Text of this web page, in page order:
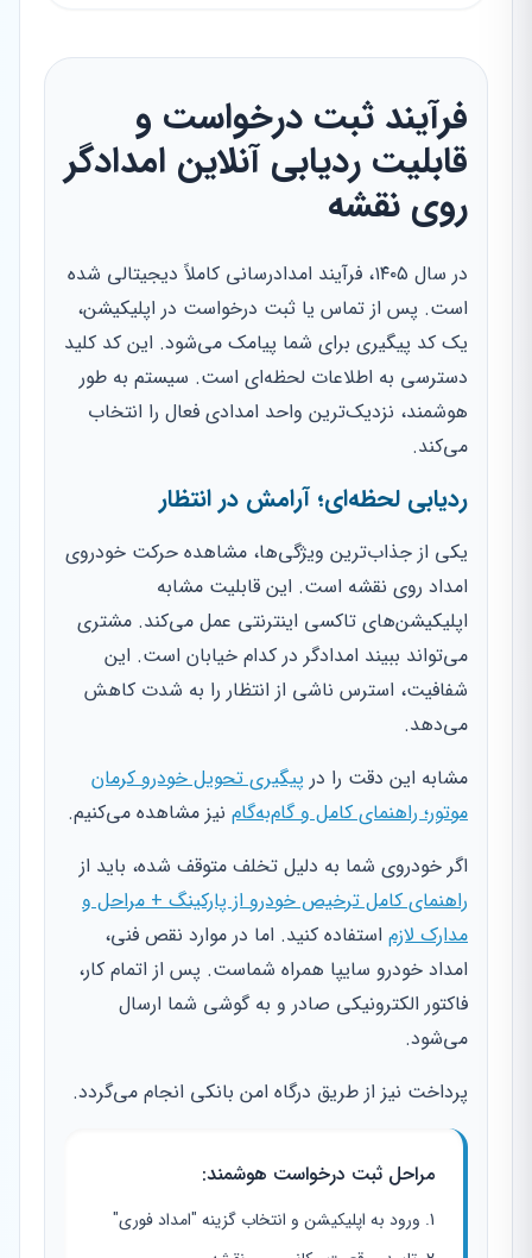
فرآیند ثبت درخواست و
قابلیت ردیابی آنلاین امدادگر
روی نقشه
در سال ۱۴۰۵، فرآیند امدادرسانی کاملاً دیجیتالی شده
است. پس از تماس یا ثبت درخواست در اپلیکیشن،
یک کد پیگیری برای شما پیامک می‌شود. این کد کلید
دسترسی به اطلاعات لحظه‌ای است. سیستم به طور
هوشمند، نزدیک‌ترین واحد امدادی فعال را انتخاب
می‌کند.
ردیابی لحظه‌ای؛ آرامش در انتظار
یکی از جذاب‌ترین ویژگی‌ها، مشاهده حرکت خودروی
امداد روی نقشه است. این قابلیت مشابه
اپلیکیشن‌های تاکسی اینترنتی عمل می‌کند. مشتری
می‌تواند ببیند امدادگر در کدام خیابان است. این
شفافیت، استرس ناشی از انتظار را به شدت کاهش
می‌دهد.
مشابه این دقت را در پیگیری تحویل خودرو کرمان
موتور؛ راهنمای کامل و گام‌به‌گام نیز مشاهده می‌کنیم.
اگر خودروی شما به دلیل تخلف متوقف شده، باید از
راهنمای کامل ترخیص خودرو از پارکینگ + مراحل و
مدارک لازم استفاده کنید. اما در موارد نقص فنی،
امداد خودرو سایپا همراه شماست. پس از اتمام کار،
فاکتور الکترونیکی صادر و به گوشی شما ارسال
می‌شود.
پرداخت نیز از طریق درگاه امن بانکی انجام می‌گردد.
مراحل ثبت درخواست هوشمند:
ورود به اپلیکیشن و انتخاب گزینه "امداد فوری"